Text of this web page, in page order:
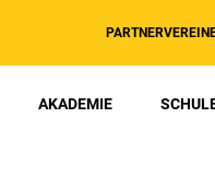
AKADEMIE